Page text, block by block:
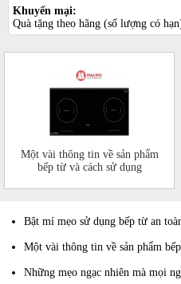
Khuyến mại:
Quà tặng theo hãng (số lượng có
Một vài thông tin về sản phẩm
bếp từ và cách sử dụng
Bật mí mẹo sử dụng bếp từ an
Một vài thông tin về sản phẩm
Những mẹo ngạc nhiên mà mọi